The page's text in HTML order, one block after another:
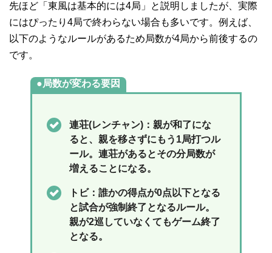
先ほど「東風は基本的には4局」と説明しましたが、実際
にはぴったり4局で終わらない場合も多いです。例えば、
以下のようなルールがあるため局数が4局から前後するの
です。
局数が変わる要因
連荘(レンチャン)：親が和了にな
ると、親を移さずにもう1局打つル
ール。連荘があるとその分局数が
増えることになる。
トビ：誰かの得点が0点以下となる
と試合が強制終了となるルール。
親が2巡していなくてもゲーム終了
となる。